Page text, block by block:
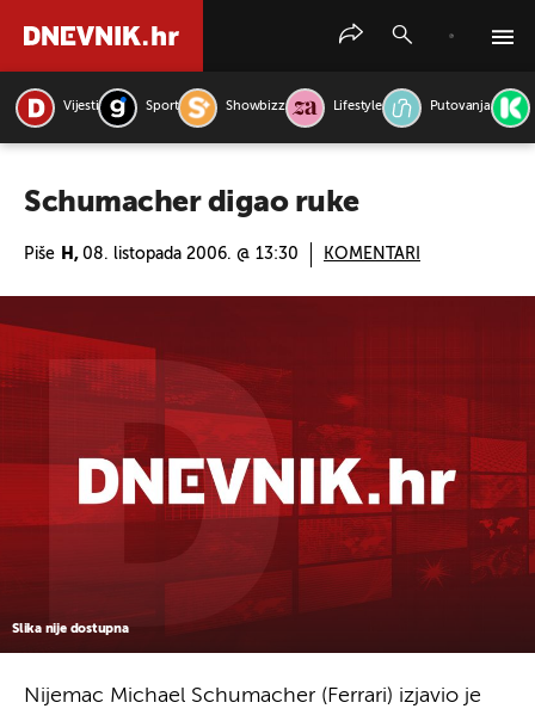
Vijesti Sport Showbizz Lifestyle Putovanja
Schumacher digao ruke
Piše H, 08. listopada 2006. @ 13:30 KOMENTARI
Slika nije dostupna
Nijemac Michael Schumacher (Ferrari) izjavio je
PRETRAŽITE VIJESTI